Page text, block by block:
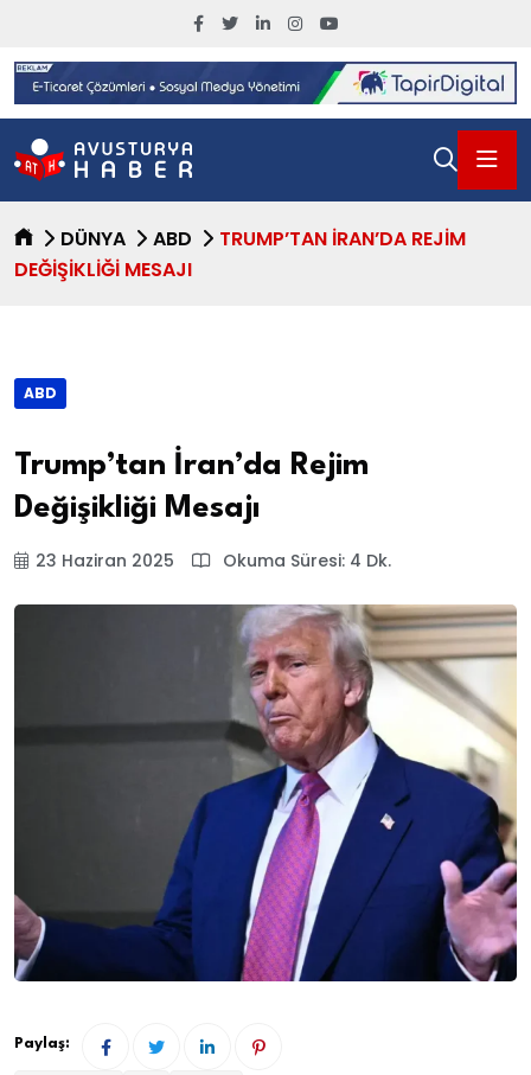
DÜNYA ABD
TRUMP’TAN İRAN’DA REJIM
DEĞIŞIKLIĞI MESAJI
ABD
Trump’tan İran’da Rejim
Değişikliği Mesajı
23 Haziran 2025 Okuma Süresi: 4 Dk.
Paylaş: